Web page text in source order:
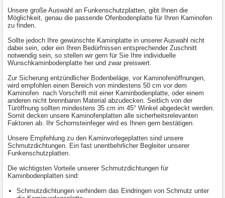
Unsere große Auswahl an Funkenschutzplatten, gibt Ihnen die
Möglichkeit, genau die passende Ofenbodenplatte für Ihren Kaminofen
zu finden.
Sollte jedoch Ihre gewünschte Kaminplatte in unserer Auswahl nicht
dabei sein, oder ein Ihren Bedürfnissen entsprechender Zuschnitt
notwendig sein, so stellen wir gern für Sie Ihre individuelle
Wunschkaminbodenplatte her und zwar preiswert.
Zur Sicherung entzündlicher Bodenbeläge, vor Kaminofenöffnungen,
wird empfohlen einen Bereich von mindestens 50 cm vor dem
Kaminofen nach Vorschrift mit einer Kaminbodenplatte, oder einem
anderen nicht brennbaren Material abzudecken. Seitlich von der
Türöffnung sollten mindestens 35 cm im 45° Winkel abgedeckt werden.
Somit decken unsere Kaminofenplatten alle sicherheitsrelevanten
Faktoren ab. Ihr Schornsteinfeger wird es Ihnen gern bestätigen.
Unsere Empfehlung zu den Kaminvorlegeplatten sind unsere
Schmutzdichtungen. Ein fast unentbehrlicher Begleiter unserer
Funkenschutzplatten.
Die wichtigsten Vorteile unserer Schmutzdichtungen für
Kaminbodenplatten sind:
Schmutzdichtungen verhindern das Eindringen von Schmutz unter